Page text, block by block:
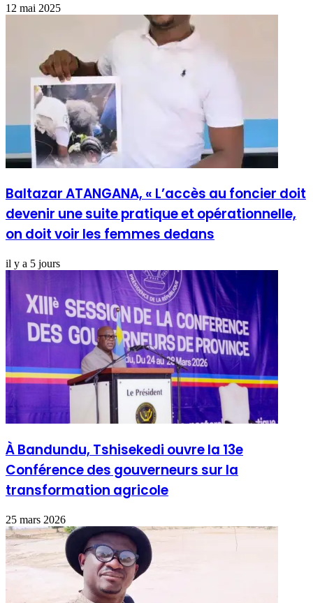
12 mai 2025
Baltazar ATANGANA, « L’accès au foncier doit
devenir une suite pratique et opérationnelle,
on doit voir les femmes dedans
il y a 5 jours
À Bandundu, Tshisekedi ouvre la 13e
Conférence des gouverneurs sur la
transformation agricole
25 mars 2026